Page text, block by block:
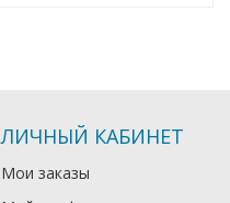
ЛИЧНЫЙ КАБИНЕТ
Мои заказы